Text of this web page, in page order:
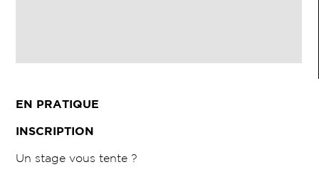
EN PRATIQUE
INSCRIPTION
Un stage vous tente ?